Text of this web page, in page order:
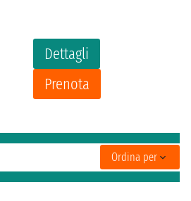
Dettagli
Prenota
Ordina per